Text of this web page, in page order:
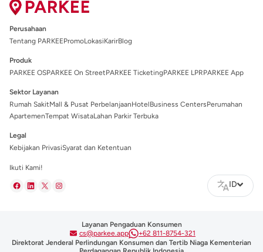
Perusahaan
Tentang PARKEEPromoLokasiKarirBlog
Produk
PARKEE OSPARKEE On StreetPARKEE TicketingPARKEE LPRPARKEE App
Sektor Layanan
Rumah SakitMall & Pusat PerbelanjaanHotelBusiness CentersPerumahan
ApartemenTempat WisataLahan Parkir Terbuka
Legal
Kebijakan PrivasiSyarat dan Ketentuan
Ikuti Kami!
ID
Layanan Pengaduan Konsumen
cs@parkee.app
+62 811-8754-321
Direktorat Jenderal Perlindungan Konsumen dan Tertib Niaga Kementerian